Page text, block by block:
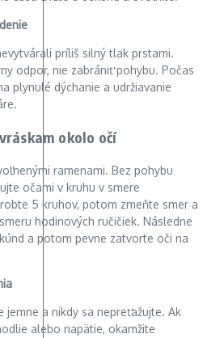
príliš silný tlak prstami.
odpor, nie zabrániť pohybu. Počas
plynulé dýchanie a udržiavanie
okolo očí
ramenami. Bez pohybu
očami v kruhu v smere
5 kruhov, potom zmeňte smer a
hodinových ručičiek. Následne
a potom pevne zatvorte oči na
jemne a nikdy sa nepreťažujte. Ak
alebo napätie, okamžite